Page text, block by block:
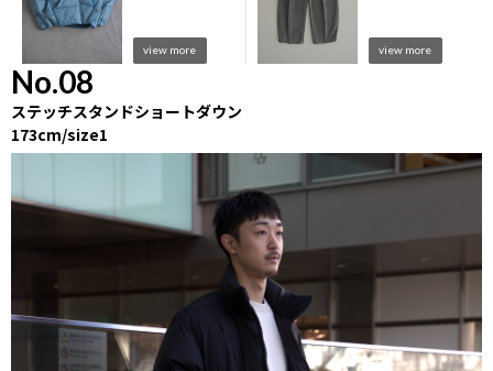
view more view more
No.08
ステッチスタンドショートダウン
173cm/size1